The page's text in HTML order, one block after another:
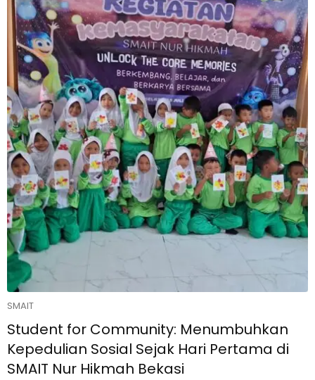
SMAIT
Student for Community: Menumbuhkan
Kepedulian Sosial Sejak Hari Pertama di
SMAIT Nur Hikmah Bekasi